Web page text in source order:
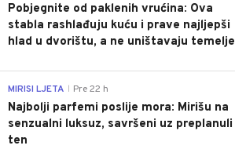
Pobjegnite od paklenih vrućina: Ova
stabla rashlađuju kuću i prave najljepši
hlad u dvorištu, a ne uništavaju temelje
MIRISI LJETA Pre 22 h
Najbolji parfemi poslije mora: Mirišu na
senzualni luksuz, savršeni uz preplanuli
ten